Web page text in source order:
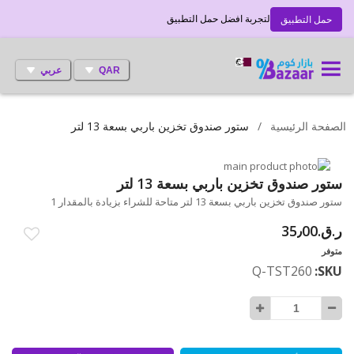
حمل التطبيق لتجربة افضل حمل التطبيق
QAR عربي
الصفحة الرئيسية ستور صندوق تخزين باربي بسعة 13 لتر
انتقل
إلى
النهاية
معرض
الصور
تخطي
إلى
بداية
معرض
الصور
ستور صندوق تخزين باربي بسعة 13 لتر
ستور صندوق تخزين باربي بسعة 13 لتر متاحة للشراء بزيادة بالمقدار 1
ر.ق.‏35٫00
متوفر
SKU
Q-TST260